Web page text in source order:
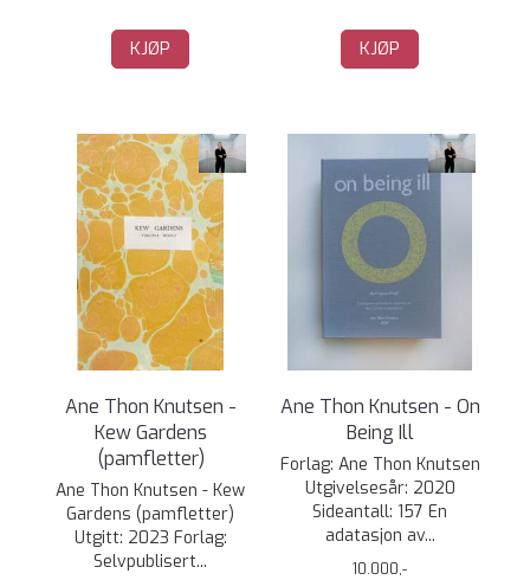
KJØP KJØP
Ane Thon Knutsen -
Kew Gardens
(pamfletter)
Ane Thon Knutsen - Kew
Gardens (pamfletter)
Utgitt: 2023 Forlag:
Selvpublisert...
Ane Thon Knutsen - On
Being Ill
Forlag: Ane Thon Knutsen
Utgivelsesår: 2020
Sideantall: 157 En
adatasjon av...
10.000,-